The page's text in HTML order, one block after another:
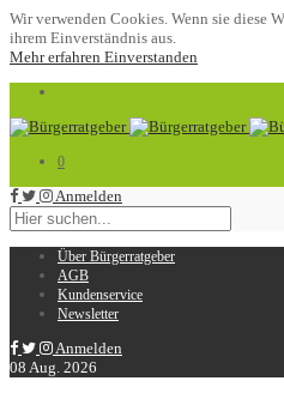
Wir verwenden Cookies. Wenn sie diese
ihrem Einverständnis aus.
Mehr erfahren Einverstanden
0
Anmelden
Über Bürgerratgeber
AGB
Kundenservice
Newsletter
Anmelden
08 Aug. 2026